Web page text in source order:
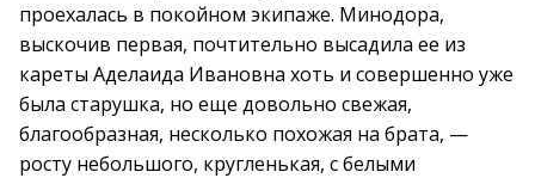
проехалась в покойном экипаже. Минодора,
выскочив первая, почтительно высадила ее из
кареты Аделаида Ивановна хоть и совершенно уже
была старушка, но еще довольно свежая,
благообразная, несколько похожая на брата, —
росту небольшого, кругленькая, с белыми